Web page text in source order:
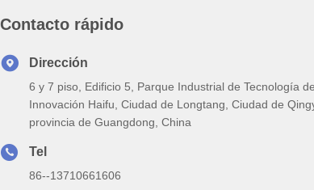
Contacto rápido
Dirección
6 y 7 piso, Edificio 5, Parque Industrial de Tecnología de
Innovación Haifu, Ciudad de Longtang, Ciudad de
provincia de Guangdong, China
Tel
86--13710661606